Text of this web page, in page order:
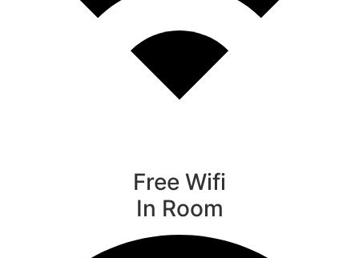
Free Wifi
In Room